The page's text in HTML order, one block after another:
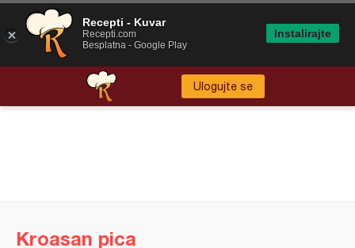
Ulogujte se
Kroasan pica
Recepti - Kuvar
Recepti.com
Besplatna - Google Play
Instalirajte